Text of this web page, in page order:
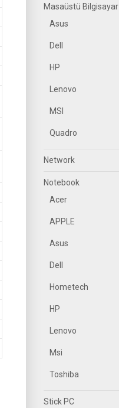
Masaüstü Bilgisayar
Asus
Dell
HP
Lenovo
MSI
Quadro
Network
Notebook
Acer
APPLE
Asus
Dell
Hometech
HP
Lenovo
Msi
Toshiba
Stick PC